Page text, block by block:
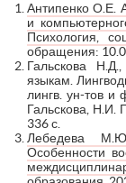
Антипенко О.Е.
и
Психология,
обращения:
Гальскова
языкам.
лингв. ун-тов и
Гальскова, Н.И.
336 с.
Лебедева
Особенности